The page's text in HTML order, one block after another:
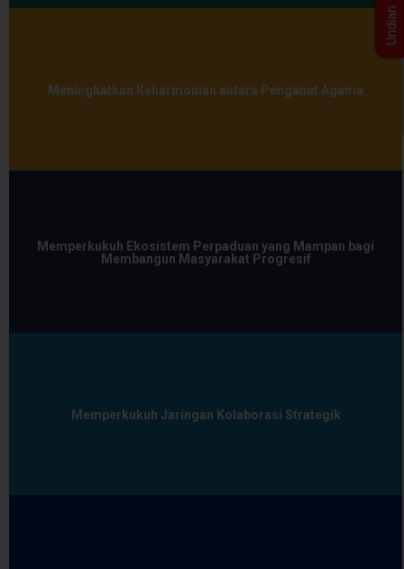
Meningkatkan Keharmonian antara Penganut Agama
Memperkukuh Ekosistem Perpaduan yang Mampan bagi
Membangun Masyarakat Progresif
Memperkukuh Jaringan Kolaborasi Strategik
Undian